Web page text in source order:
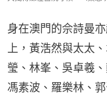
身在澳門的佘詩曼
上，黃浩然與太太
瑩、林峯、吳卓羲
馮素波、羅樂林、